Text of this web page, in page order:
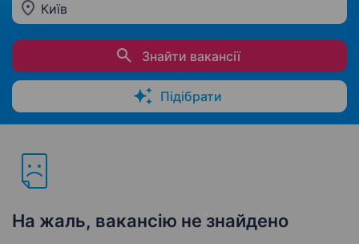
Київ
Знайти вакансії
Підібрати
На жаль, вакансію не знайдено